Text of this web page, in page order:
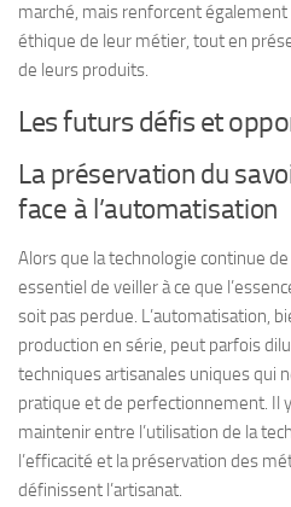
marché, mais renforcent
éthique de leur métier, tout en
de leurs produits.
Les futurs défis et
La préservation du
face à l’automatisation
Alors que la technologie continue
essentiel de veiller à ce que
soit pas perdue. L’automatisation,
production en série, peut parfois
techniques artisanales uniques qui
pratique et de perfectionnement. Il
maintenir entre l’utilisation de la
l’efficacité et la préservation des
définissent l’artisanat.